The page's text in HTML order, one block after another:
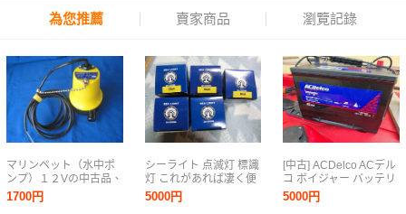
為您推薦 賣家商品 瀏覽記錄
マリンペット（水中ポ
ンプ）１２Vの中古品、
作動確認済、綺麗で
1700円
シーライト 点滅灯 標識
灯 これがあれば凄く便
利 白 青 赤 LED 防水
CH-2000B SEA LIGHT
5000円
[中古] ACDelco ACデル
コ ボイジャー バッテリ
ー M27MF ディープサ
イクル バス釣り引退品
5000円